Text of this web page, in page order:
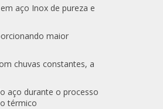
aço Inox de pureza e
maior
chuvas constantes, a
aço durante o processo
térmico